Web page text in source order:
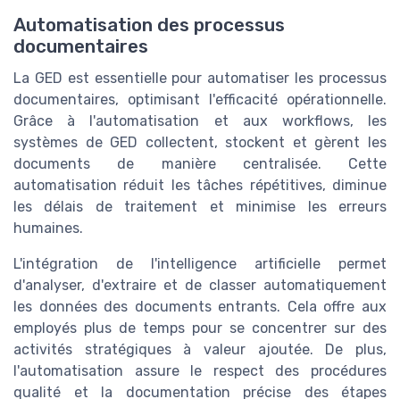
Automatisation des processus
documentaires
La GED est essentielle pour automatiser les processus
documentaires, optimisant l'efficacité opérationnelle.
Grâce à l'automatisation et aux workflows, les
systèmes de GED collectent, stockent et gèrent les
documents de manière centralisée. Cette
automatisation réduit les tâches répétitives, diminue
les délais de traitement et minimise les erreurs
humaines.
L'intégration de l'intelligence artificielle permet
d'analyser, d'extraire et de classer automatiquement
les données des documents entrants. Cela offre aux
employés plus de temps pour se concentrer sur des
activités stratégiques à valeur ajoutée. De plus,
l'automatisation assure le respect des procédures
qualité et la documentation précise des étapes